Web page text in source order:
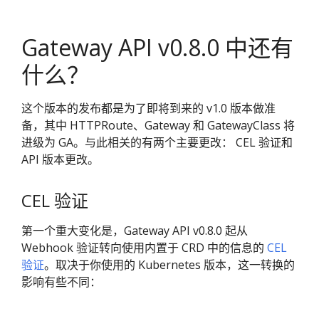
Gateway API v0.8.0 中还有
什么？
这个版本的发布都是为了即将到来的 v1.0 版本做准
备，其中 HTTPRoute、Gateway 和 GatewayClass 将
进级为 GA。与此相关的有两个主要更改： CEL 验证和
API 版本更改。
CEL 验证
第一个重大变化是，Gateway API v0.8.0 起从
Webhook 验证转向使用内置于 CRD 中的信息的 CEL
验证。取决于你使用的 Kubernetes 版本，这一转换的
影响有些不同：